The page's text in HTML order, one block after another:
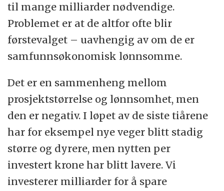
til mange milliarder nødvendige.
Problemet er at de altfor ofte blir
førstevalget – uavhengig av om de er
samfunnsøkonomisk lønnsomme.
Det er en sammenheng mellom
prosjektstørrelse og lønnsomhet, men
den er negativ. I løpet av de siste tiårene
har for eksempel nye veger blitt stadig
større og dyrere, men nytten per
investert krone har blitt lavere. Vi
investerer milliarder for å spare